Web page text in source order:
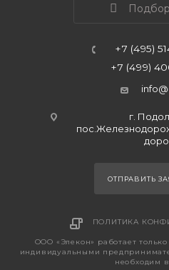
+7 (495)
+7 (499)
г.
ОТПРАВИТЬ
ПОЛИТИКА
ООО «Элекон» работает
индивидуальными
необходим